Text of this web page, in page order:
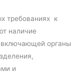
требованиях к
наличие
включающей органы
и